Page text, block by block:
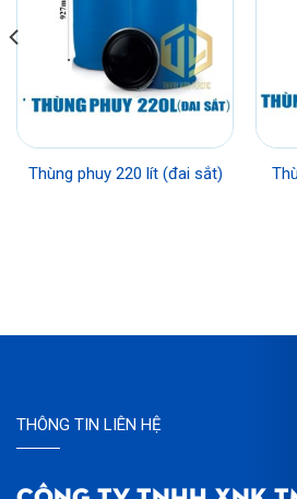
Thùng phuy 220 lít (đai sắt)
THÔNG TIN LIÊN HỆ